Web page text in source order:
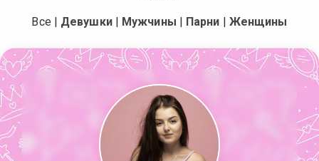
Все | Девушки| Мужчины | Парни | Женщины